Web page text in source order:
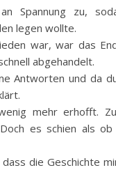
Spannung zu,
legen wollte.
war, war das
abgehandelt.
Antworten und da
mehr erhofft.
es schien als ob
dass die Geschichte